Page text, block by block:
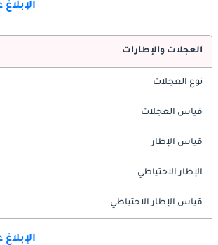
العجلات والإطارات
نوع العجلات
قياس العجلات
قياس الإطار
الإطار الاحتياطي
قياس الإطار الاحتياطي